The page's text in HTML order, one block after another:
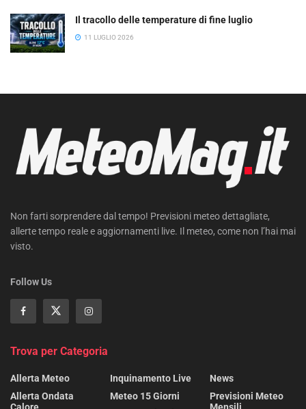
Il tracollo delle temperature di fine luglio
11 LUGLIO 2026
Non farti sorprendere dal tempo! Previsioni meteo dettagliate,
allerte tempo reale e aggiornamenti live. Il meteo, come non l’hai mai
visto.
Follow Us
Trova per Categoria
Allerta Meteo
Allerta Ondata
Inquinamento Live
Meteo 15 Giorni
News
Previsioni Meteo